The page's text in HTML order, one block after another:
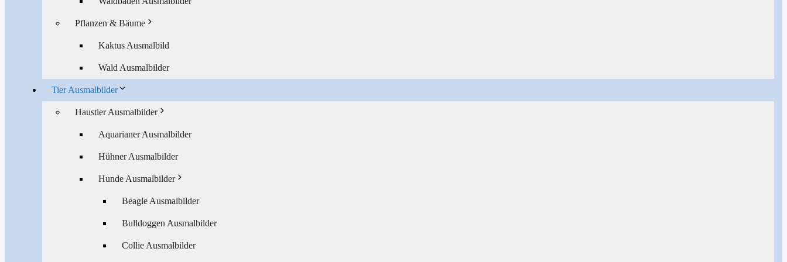
Pflanzen & Bäume
Kaktus Ausmalbild
Wald Ausmalbilder
Tier Ausmalbilder
Haustier Ausmalbilder
Aquarianer Ausmalbilder
Hühner Ausmalbilder
Hunde Ausmalbilder
Beagle Ausmalbilder
Bulldoggen Ausmalbilder
Collie Ausmalbilder